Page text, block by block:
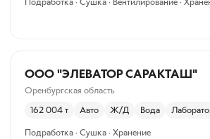
ООО "ЭЛЕВАТОР САРАКТАШ"
Оренбургская область
162 004 т Авто Ж/Д Вода
Подработка · Сушка · Хранение